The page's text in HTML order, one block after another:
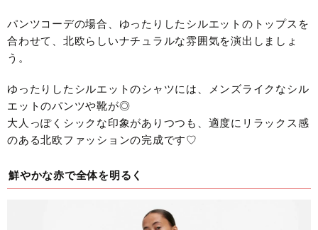
パンツコーデの場合、ゆったりしたシルエットのトップスを
合わせて、北欧らしいナチュラルな雰囲気を演出しましょ
う。
ゆったりしたシルエットのシャツには、メンズライクなシル
エットのパンツや靴が◎
大人っぽくシックな印象がありつつも、適度にリラックス感
のある北欧ファッションの完成です♡
鮮やかな赤で全体を明るく